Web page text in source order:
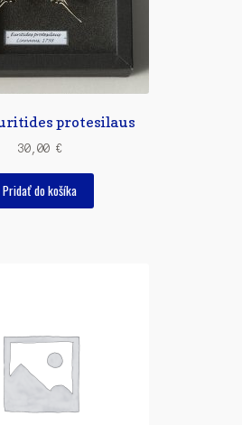
protesilaus
30,00 €
Pridať do košíka